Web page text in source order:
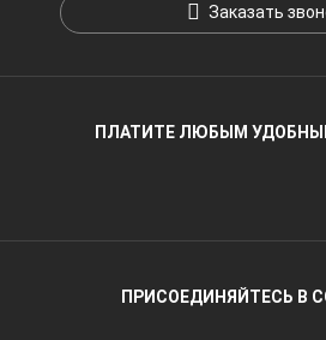
Заказать
ПЛАТИТЕ ЛЮБЫМ
ПРИСОЕДИНЯЙТЕСЬ В